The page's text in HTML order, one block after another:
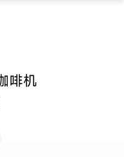
啡机